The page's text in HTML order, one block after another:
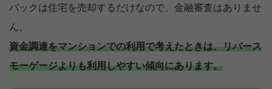
バックは住宅を売却するだけなので、金融審査はありませ
ん。
資金調達をマンションでの利用で考えたときは、リバース
モーゲージよりも利用しやすい傾向にあります。